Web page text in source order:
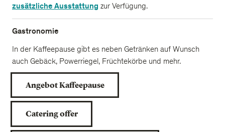
zusätzliche Ausstattung zur Verfügung.
Gastronomie
In der Kaffeepause gibt es neben Getränken auf Wunsch
auch Gebäck, Powerriegel, Früchtekörbe und mehr.
Angebot Kaffeepause
Catering offer